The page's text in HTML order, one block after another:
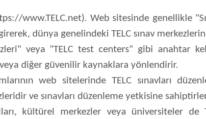
www.TELC.net). Web sitesinde genellikle
dünya genelindeki TELC sınav
veya "TELC test centers" gibi anahtar
diğer güvenilir kaynaklara yönlendirir.
web sitelerinde TELC sınavları
ve sınavları düzenleme yetkisine
kültürel merkezler veya üniversiteler de